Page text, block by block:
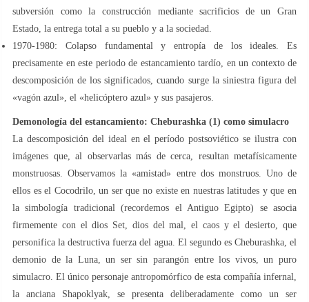
subversión como la construcción mediante sacrificios de un Gran
Estado, la entrega total a su pueblo y a la sociedad.
1970-1980: Colapso fundamental y entropía de los ideales. Es
precisamente en este periodo de estancamiento tardío, en un contexto de
descomposición de los significados, cuando surge la siniestra figura del
«vagón azul», el «helicóptero azul» y sus pasajeros.
Demonología del estancamiento: Cheburashka (1) como simulacro
La descomposición del ideal en el período postsoviético se ilustra con
imágenes que, al observarlas más de cerca, resultan metafísicamente
monstruosas. Observamos la «amistad» entre dos monstruos. Uno de
ellos es el Cocodrilo, un ser que no existe en nuestras latitudes y que en
la simbología tradicional (recordemos el Antiguo Egipto) se asocia
firmemente con el dios Set, dios del mal, el caos y el desierto, que
personifica la destructiva fuerza del agua. El segundo es Cheburashka, el
demonio de la Luna, un ser sin parangón entre los vivos, un puro
simulacro. El único personaje antropomórfico de esta compañía infernal,
la anciana Shapoklyak, se presenta deliberadamente como un ser